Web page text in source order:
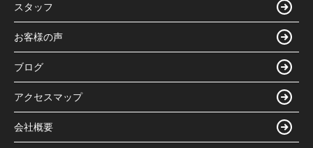
スタッフ
お客様の声
ブログ
アクセスマップ
会社概要